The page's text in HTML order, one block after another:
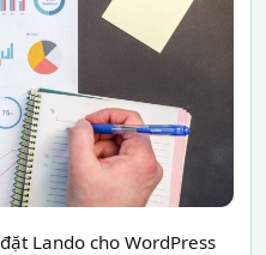
Lando cho WordPress